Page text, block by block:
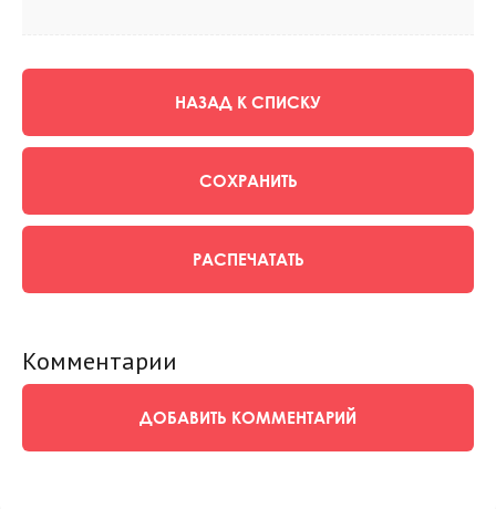
НАЗАД К СПИСКУ
СОХРАНИТЬ
РАСПЕЧАТАТЬ
Комментарии
ДОБАВИТЬ КОММЕНТАРИЙ